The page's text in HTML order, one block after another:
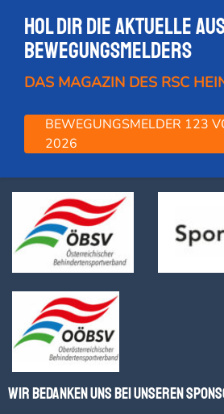
Hol dir die Aktuelle
Bewegungsmelders
DAS MAGAZIN DES RSC
BEWEGUNGSMELDER 123
2026
Wir bedanken uns bei unseren